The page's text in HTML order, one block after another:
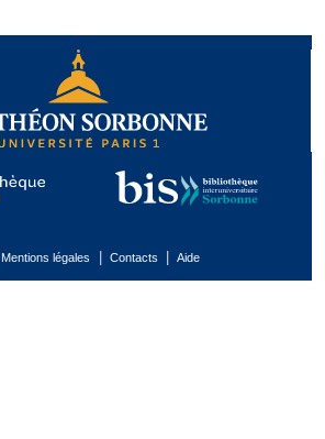
Mentions légales | Contacts | Aide